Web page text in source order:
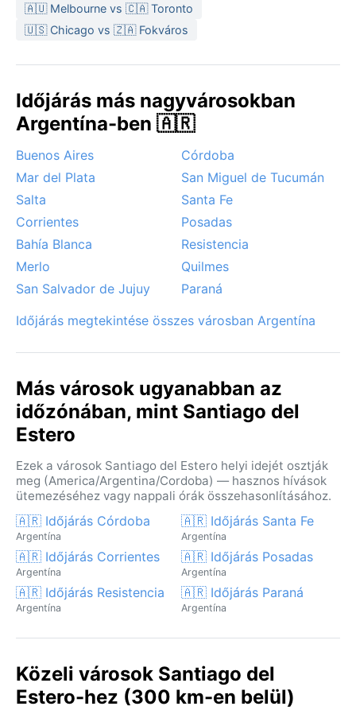
🇦🇺 Melbourne vs 🇨🇦 Toronto
🇺🇸 Chicago vs 🇿🇦 Fokváros
Időjárás más nagyvárosokban
Argentína-ben 🇦🇷
Buenos Aires
Córdoba
Mar del Plata
San Miguel de Tucumán
Salta
Santa Fe
Corrientes
Posadas
Bahía Blanca
Resistencia
Merlo
Quilmes
San Salvador de Jujuy
Paraná
Időjárás megtekintése összes városban Argentína
Más városok ugyanabban az
időzónában, mint Santiago del
Estero
Ezek a városok Santiago del Estero helyi idejét osztják
meg (America/Argentina/Cordoba) — hasznos hívások
ütemezéséhez vagy nappali órák összehasonlításához.
🇦🇷 Időjárás Córdoba
Argentína
🇦🇷 Időjárás Santa Fe
Argentína
🇦🇷 Időjárás Corrientes
Argentína
🇦🇷 Időjárás Posadas
Argentína
🇦🇷 Időjárás Resistencia
Argentína
🇦🇷 Időjárás Paraná
Argentína
Közeli városok Santiago del
Estero-hez (300 km-en belül)